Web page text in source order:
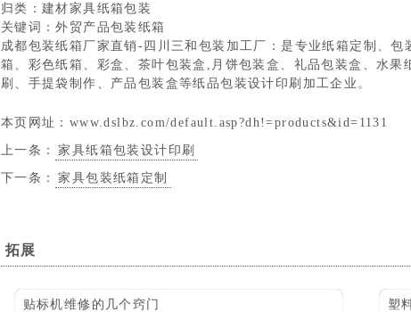
归类： 建材家具纸箱包装
关键词：外贸产品包装纸箱
成都包装纸箱厂家直销-四川三和包装加工厂：是专业纸箱定制、
箱、彩色纸箱、彩盒、茶叶包装盒,月饼包装盒、礼品包装盒、水
刷、手提袋制作、产品包装盒等纸品包装设计印刷加工企业。
本页网址： www.dslbz.com/default.asp?dh!=products&id=1131
上一条： 家具纸箱包装设计印刷
下一条： 家具包装纸箱定制
拓展
贴标机维修的几个窍门 塑